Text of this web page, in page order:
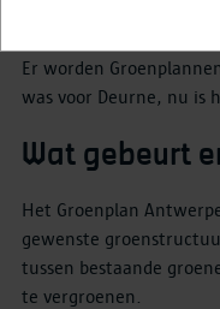
Er worden
was voor Deurne, nu is
Wat gebeurt
Het Groenplan
gewenste
tussen bestaande
te vergroenen.